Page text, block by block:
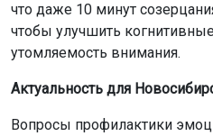
что даже 10 минут
чтобы улучшить
утомляемость внимания.
Актуальность для
Вопросы профилактики